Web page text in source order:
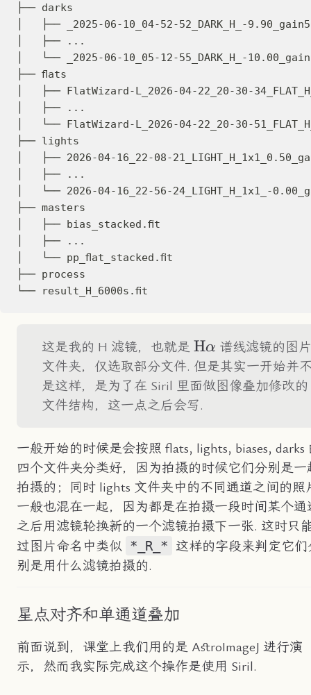
├── darks
│   ├── _2025-06-10_04-52-52_DARK_H_-
│   ├── ...
│   └── _2025-06-10_05-12-55_DARK_H_-
├── flats
│   ├── FlatWizard-L_2026-04-22_20-30-
│   ├── ...
│   └── FlatWizard-L_2026-04-22_20-30-
├── lights
│   ├── 2026-04-16_22-08-
│   ├── ...
│   └── 2026-04-16_22-56-24_LIGHT_H_1x1_-
├── masters
│   ├── bias_stacked.fit
│   ├── ...
│   └── pp_flat_stacked.fit
├── process
└── result_H_6000s.fit
这是我的 H 滤镜，也就是 \text{H}\alpha
Hα 谱线滤镜的图
文件夹，仅选取部分文件. 但是其实一开始并
是这样，是为了在 Siril 里面做图像叠加修改的
文件结构，这一点之后会写.
一般开始的时候是会按照 flats, lights, biases, darks
四个文件夹分类好，因为拍摄的时候它们分别是一
拍摄的；同时 lights 文件夹中的不同通道之间的照
一般也混在一起，因为都是在拍摄一段时间某个通
之后用滤镜轮换新的一个滤镜拍摄下一张. 这时只
过图片命名中类似 *_R_* 这样的字段来判定它们
别是用什么滤镜拍摄的.
星点对齐和单通道叠加
前面说到，课堂上我们用的是 AstroImageJ 进行演
示，然而我实际完成这个操作是使用 Siril.